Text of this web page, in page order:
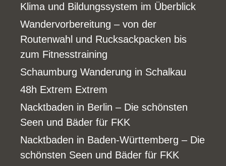
Klima und Bildungssystem im Überblick
Wandervorbereitung – von der
Routenwahl und Rucksackpacken bis
zum Fitnesstraining
Schaumburg Wanderung in Schalkau
48h Extrem Extrem
Nacktbaden in Berlin – Die schönsten
Seen und Bäder für FKK
Nacktbaden in Baden-Württemberg – Die
schönsten Seen und Bäder für FKK